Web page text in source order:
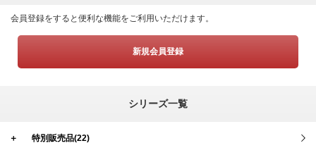
会員登録をすると便利な機能をご利用いただけます。
新規会員登録
シリーズ一覧
＋ 特別販売品(22)